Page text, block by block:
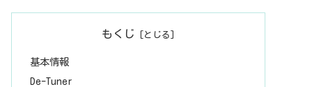
もくじ
基本情報
De-Tuner